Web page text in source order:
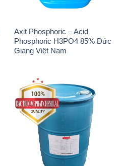
Axit Phosphoric – Acid
Phosphoric H3PO4 85% Đức
Giang Việt Nam